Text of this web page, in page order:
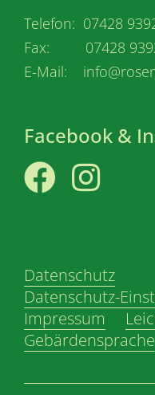
Telefon: 07428
Fax: 07428
E-Mail:
Facebook &
Datenschutz
Datenschutz-
Impressum
Gebärdensprache